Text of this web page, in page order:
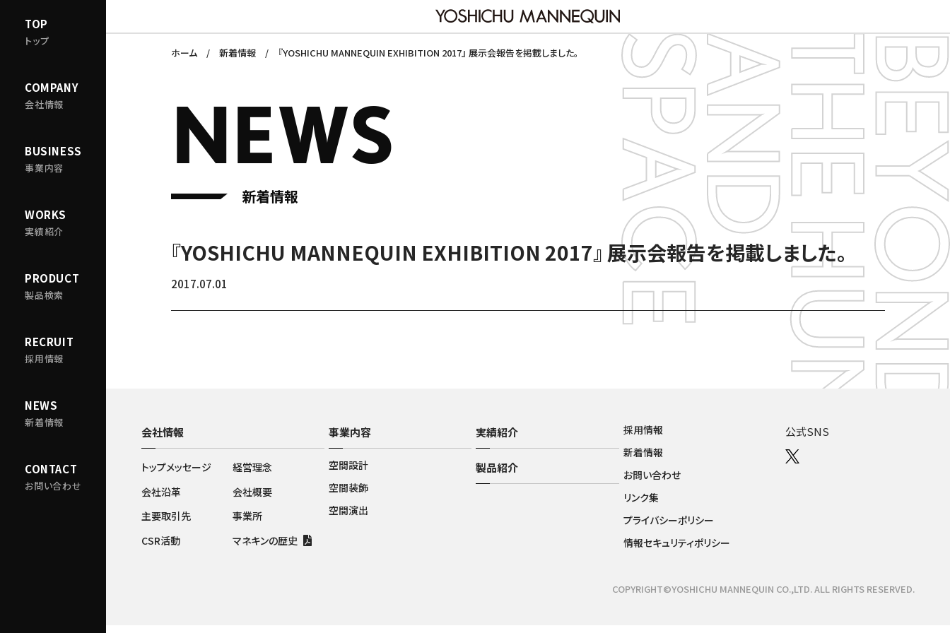
TOP
トップ
COMPANY
会社情報
BUSINESS
事業内容
WORKS
実績紹介
PRODUCT
製品検索
RECRUIT
採用情報
NEWS
新着情報
CONTACT
お問い合わせ
ホーム 新着情報 『YOSHICHU MANNEQUIN EXHIBITION 2017』 展示会報告を掲載しました。
NEWS
新着情報
『YOSHICHU MANNEQUIN EXHIBITION 2017』 展示会報告を掲載しました。
2017.07.01
会社情報
トップメッセージ
経営理念
会社沿革
会社概要
主要取引先
事業所
CSR活動
マネキンの歴史
事業内容
空間設計
空間装飾
空間演出
実績紹介
製品紹介
採用情報
新着情報
お問い合わせ
リンク集
プライバシーポリシー
情報セキュリティポリシー
公式SNS
COPYRIGHT©YOSHICHU MANNEQUIN CO.,LTD. ALL RIGHTS RESERVED.